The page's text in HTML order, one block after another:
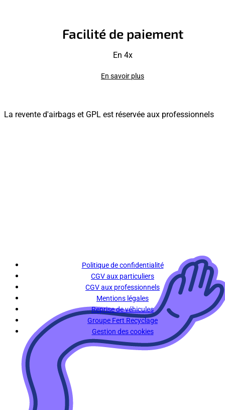
Facilité de paiement
En 4x
En savoir plus
La revente d'airbags et GPL est réservée aux professionnels
Politique de confidentialité
CGV aux particuliers
CGV aux professionnels
Mentions légales
Reprise de véhicules
Groupe Fert Recyclage
Gestion des cookies